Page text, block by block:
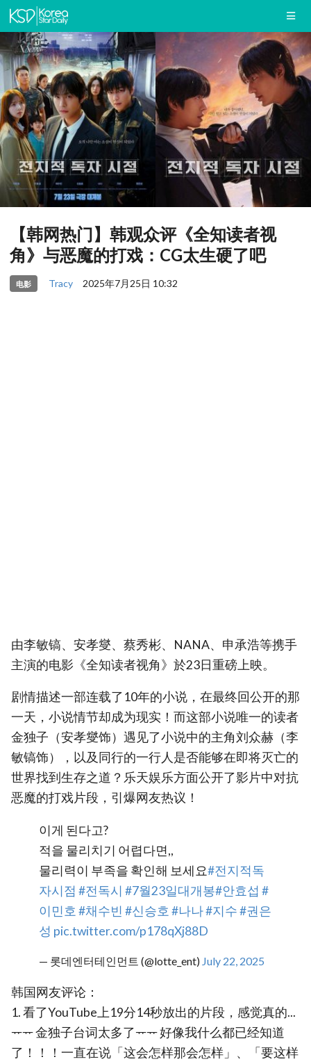
【韩网热门】韩观众评《全知读者视
角》与恶魔的打戏：CG太生硬了吧
电影 Tracy 2025年7月25日 10:32
由李敏镐、安孝燮、蔡秀彬、NANA、申承浩等携手
主演的电影《全知读者视角》於23日重磅上映。
剧情描述一部连载了10年的小说，在最终回公开的那
一天，小说情节却成为现实！而这部小说唯一的读者
金独子（安孝燮饰）遇见了小说中的主角刘众赫（李
敏镐饰），以及同行的一行人是否能够在即将灭亡的
世界找到生存之道？乐天娱乐方面公开了影片中对抗
恶魔的打戏片段，引爆网友热议！
이게 된다고?
적을 물리치기 어렵다면,,
물리력이 부족을 확인해 보세요#전지적독
자시점 #전독시 #7월23일대개봉#안효섭 #
이민호 #채수빈 #신승호 #나나#지수#권은
성 pic.twitter.com/p178qXj88D
— 롯데엔터테인먼트 (@lotte_ent) July 22, 2025
韩国网友评论：
1. 看了YouTube上19分14秒放出的片段，感觉真的...
ᅲᅲ 金独子台词太多了ᅲᅲ 好像我什么都已经知道
了！！！一直在说「这会怎样那会怎样」、「要这样